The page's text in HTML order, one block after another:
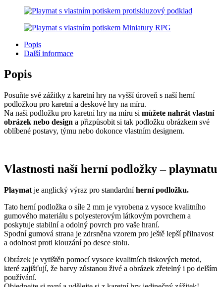
Popis
Další informace
Popis
Posuňte své zážitky z karetní hry na vyšší úroveň s naší herní
podložkou pro karetní a deskové hry na míru.
Na naši podložku pro karetní hry na míru si můžete nahrát vlastní
obrázek nebo design a přizpůsobit si tak podložku obrázkem své
oblíbené postavy, týmu nebo dokonce vlastním designem.
Vlastnosti naší herní podložky – playmatu
Playmat je anglický výraz pro standardníherní podložku.
Tato herní podložka o síle 2 mm je vyrobena z vysoce kvalitního
gumového materiálu s polyesterovým látkovým povrchem a
poskytuje stabilní a odolný povrch pro vaše hraní.
Spodní gumová strana je zdrsněna vzorem pro ještě lepší přilnavost
a odolnost proti klouzání po desce stolu.
Obrázek je vytištěn pomocí vysoce kvalitních tiskových metod,
které zajišťují, že barvy zůstanou živé a obrázek zřetelný i po delším
používání.